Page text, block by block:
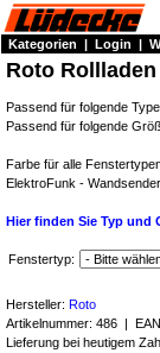
Kategorien | Login |
Roto
Passend für folgende
Passend für folgende
Farbe für alle
ElektroFunk -
Hier finden Sie Typ und
Fenstertyp:
Hersteller: Roto
Artikelnummer: 486 |
Lieferung bei heutigem